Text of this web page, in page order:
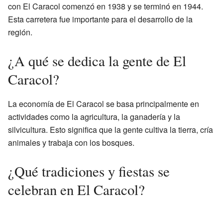
con El Caracol comenzó en 1938 y se terminó en 1944.
Esta carretera fue importante para el desarrollo de la
región.
¿A qué se dedica la gente de El
Caracol?
La economía de El Caracol se basa principalmente en
actividades como la agricultura, la ganadería y la
silvicultura. Esto significa que la gente cultiva la tierra, cría
animales y trabaja con los bosques.
¿Qué tradiciones y fiestas se
celebran en El Caracol?